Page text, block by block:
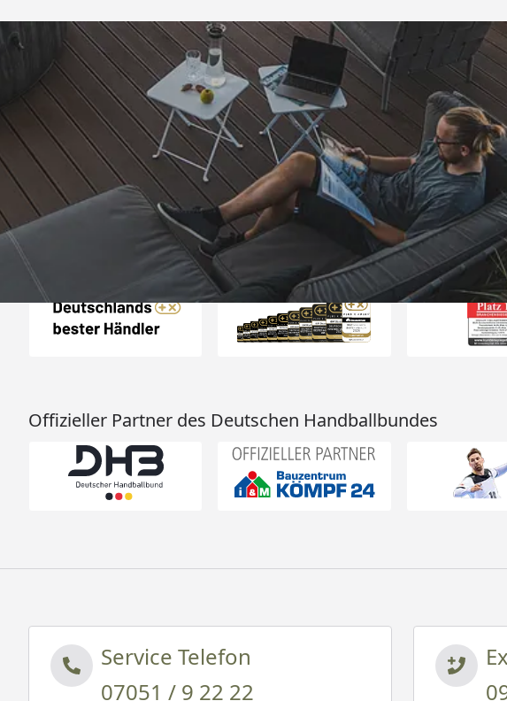
Trusted Shops
4,81/ 5
25.965 Bewertungen
„Die Bestellung ist innerhalb von 4
Tagen bei mir eingetroffen,
obwohl ein Wochenende
dazwischen lag. Absolut TOP!
Sicherlich nicht die letzte
Bestellung. Vielen Dank und weiter
so.“
07.08.2026
Auszeichnungen
Offizieller Partner des Deutschen Handballbundes
Service Telefon
07051 / 9 22 22